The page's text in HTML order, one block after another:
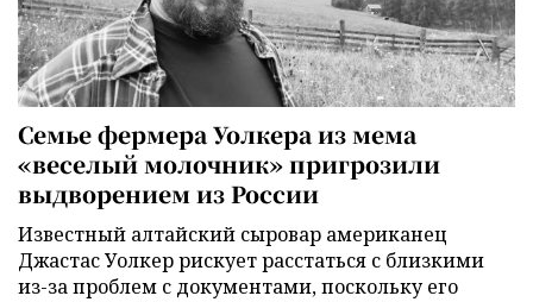
Семье фермера Уолкера из мема
«веселый молочник» пригрозили
выдворением из России
Известный алтайский сыровар американец
Джастас Уолкер рискует расстаться с близкими
из-за проблем с документами, поскольку его